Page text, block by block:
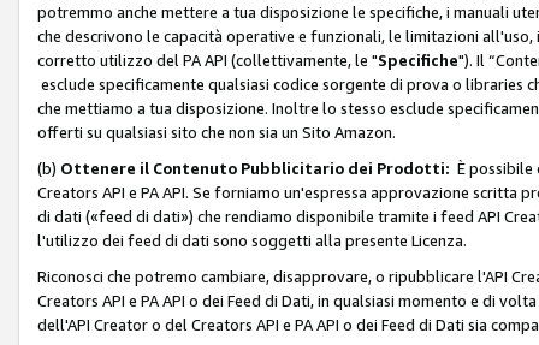
potremmo anche mettere a tua disposizione le specifiche, i manuali
che descrivono le capacità operative e funzionali, le limitazioni
corretto utilizzo del PA API (collettivamente, le "Specifiche"). Il
esclude specificamente qualsiasi codice sorgente di prova o libraries
che mettiamo a tua disposizione. Inoltre lo stesso esclude
offerti su qualsiasi sito che non sia un Sito Amazon.
(b) Ottenere il Contenuto Pubblicitario dei Prodotti: È
Creators API e PA API. Se forniamo un'espressa approvazione
di dati («feed di dati») che rendiamo disponibile tramite i feed API
l'utilizzo dei feed di dati sono soggetti alla presente Licenza.
Riconosci che potremo cambiare, disapprovare, o ripubblicare l'API
Creators API e PA API o dei Feed di Dati, in qualsiasi momento e di
dell'API Creator o del Creators API e PA API o dei Feed di Dati sia